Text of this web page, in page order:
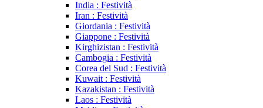
India : Festività
Iran : Festività
Giordania : Festività
Giappone : Festività
Kirghizistan : Festività
Cambogia : Festività
Corea del Sud : Festività
Kuwait : Festività
Kazakistan : Festività
Laos : Festività